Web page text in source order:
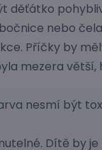
děťátko
nebo
Příčky by
mezera
nesmí být
Dítě by